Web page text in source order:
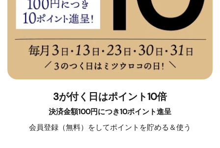
3が付く日はポイント10倍
決済金額100円につき10ポイント進呈
会員登録（無料）をしてポイントを貯める＆使う